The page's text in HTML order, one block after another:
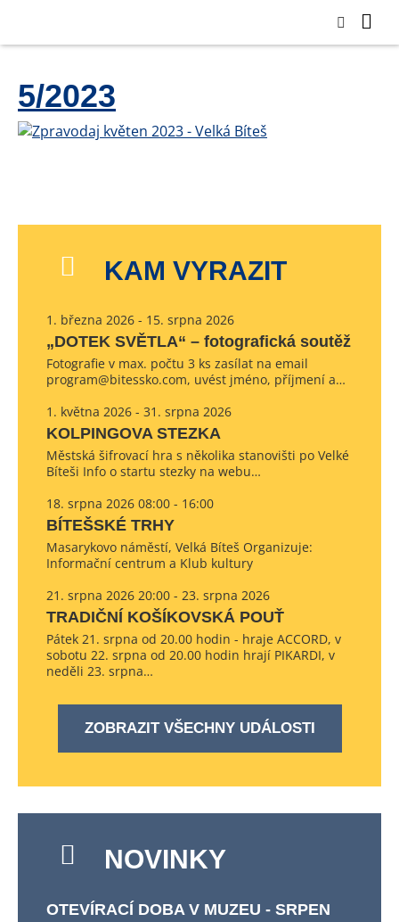
5/2023
KAM VYRAZIT
1. března 2026 - 15. srpna 2026
„DOTEK SVĚTLA“ – fotografická soutěž
Fotografie v max. počtu 3 ks zasílat na email
program@bitessko.com, uvést jméno, příjmení a…
1. května 2026 - 31. srpna 2026
KOLPINGOVA STEZKA
Městská šifrovací hra s několika stanovišti po Velké
Bíteši Info o startu stezky na webu…
18. srpna 2026 08:00 - 16:00
BÍTEŠSKÉ TRHY
Masarykovo náměstí, Velká Bíteš Organizuje:
Informační centrum a Klub kultury
21. srpna 2026 20:00 - 23. srpna 2026
TRADIČNÍ KOŠÍKOVSKÁ POUŤ
Pátek 21. srpna od 20.00 hodin - hraje ACCORD, v
sobotu 22. srpna od 20.00 hodin hrají PIKARDI, v
neděli 23. srpna…
ZOBRAZIT VŠECHNY UDÁLOSTI
NOVINKY
OTEVÍRACÍ DOBA V MUZEU - SRPEN